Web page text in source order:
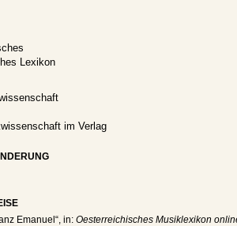
Lexikon
im Verlag
Emanuel“, in: Oesterreichisches Musiklexikon